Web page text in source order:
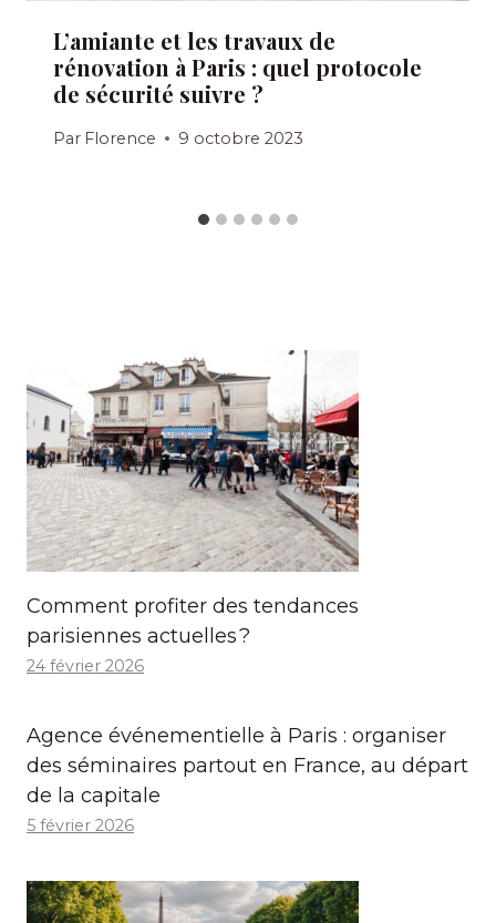
L’amiante et les travaux de
rénovation à Paris : quel protocole
de sécurité suivre ?
Par Florence 9 octobre 2023
Comment profiter des tendances
parisiennes actuelles ?
24 février 2026
Agence événementielle à Paris : organiser
des séminaires partout en France, au départ
de la capitale
5 février 2026